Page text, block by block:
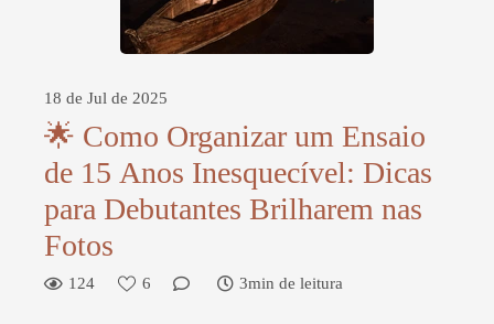
18 de Jul de 2025
🌟 Como Organizar um Ensaio
de 15 Anos Inesquecível: Dicas
para Debutantes Brilharem nas
Fotos
124 6 3min de leitura